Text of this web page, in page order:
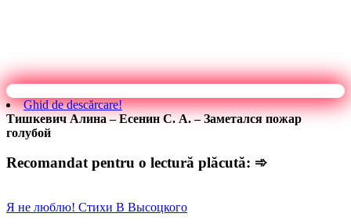
Ghid de descărcare!
Тишкевич Алина – Есенин С. А. – Заметался пожар
голубой
Recomandat pentru o lectură plăcută: ➾
Я не люблю! Стихи В Высоцкого